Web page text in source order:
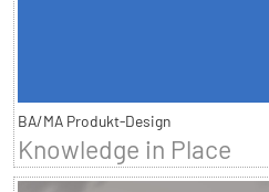
BA/MA Produkt-Design
Knowledge in Place